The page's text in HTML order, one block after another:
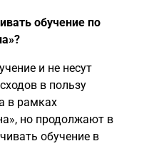
обучение по
и не несут
в пользу
в рамках
но продолжают в
обучение в